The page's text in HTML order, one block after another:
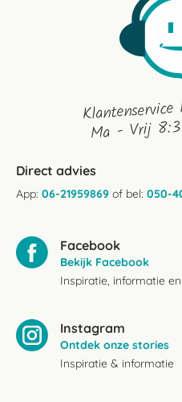
Ma - Vrij
Direct advies
App: 06-21959869 of bel: 050-
Facebook
Bekijk Facebook
Inspiratie, informatie
Instagram
Ontdek onze stories
Inspiratie & informatie